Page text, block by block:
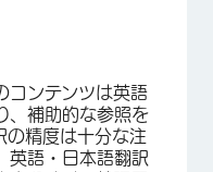
コンテンツは英語
、補助的な参照を
の精度は十分な注
英語・日本語翻訳